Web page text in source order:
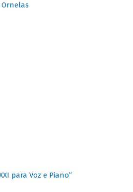
para Voz e Piano”